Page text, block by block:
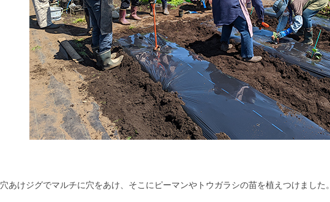
穴あけジグでマルチに穴をあけ、そこにピーマンやトウガラシの苗を植えつけました。